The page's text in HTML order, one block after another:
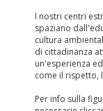
Tiziano Pesce a
I nostri centri
spaziano
cultura
di cittadinanza
un'esperienza
come il rispetto,
Per info sulla